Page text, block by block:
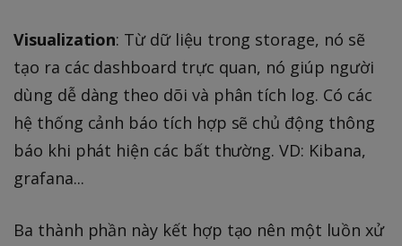
Visualization: Từ dữ liệu trong storage, nó sẽ
tạo ra các dashboard trực quan, nó giúp người
dùng dễ dàng theo dõi và phân tích log. Có các
hệ thống cảnh báo tích hợp sẽ chủ động thông
báo khi phát hiện các bất thường. VD: Kibana,
grafana...
Ba thành phần này kết hợp tạo nên một luồn xử